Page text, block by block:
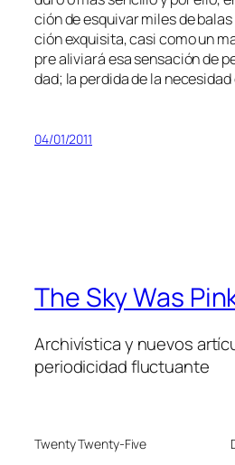
ción de es­qui­var mi­les de
ción ex­qui­si­ta, ca­si co­mo un
pre ali­via­rá esa sen­sa­ción de
dad; la per­di­da de la
04/01/2011
The Sky Was
Archivística y nuevos
periodicidad fluctuante
Twenty Twenty-Five